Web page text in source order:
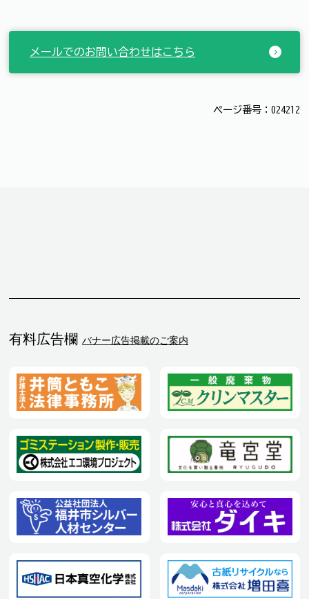
メールでのお問い合わせはこちら
ページ番号：024212
有料広告欄 バナー広告掲載のご案内